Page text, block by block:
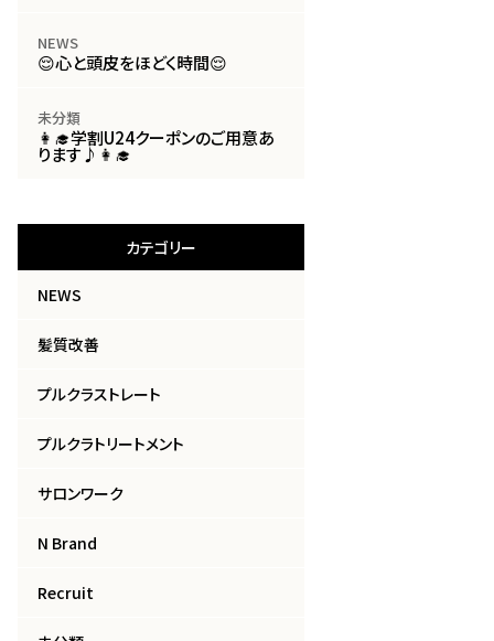
NEWS
😌心と頭皮をほどく時間😌
未分類
👩‍🎓学割U24クーポンのご用意あ
ります♪👩‍🎓
カテゴリー
NEWS
髪質改善
プルクラストレート
プルクラトリートメント
サロンワーク
N Brand
Recruit